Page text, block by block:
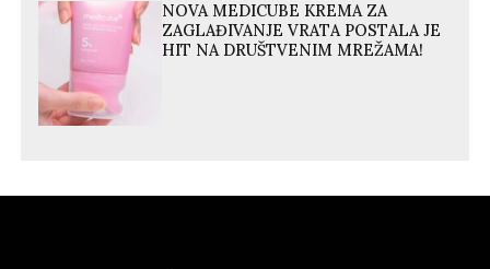
NOVA MEDICUBE KREMA ZA
ZAGLAĐIVANJE VRATA POSTALA JE
HIT NA DRUŠTVENIM MREŽAMA!